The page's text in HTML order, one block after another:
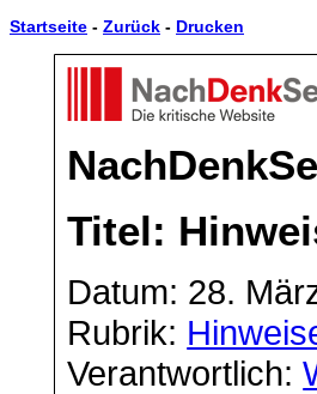
Startseite - Zurück - Drucken
Titel:
Datum: 28.
Rubrik:
Verantwortlich: